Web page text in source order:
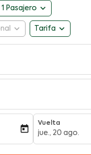
1 Pasajero expand_more
expand_more Tarifa expand_more
date-aria-label
today
Vuelta
fc-booking-
jue., 20 ago.